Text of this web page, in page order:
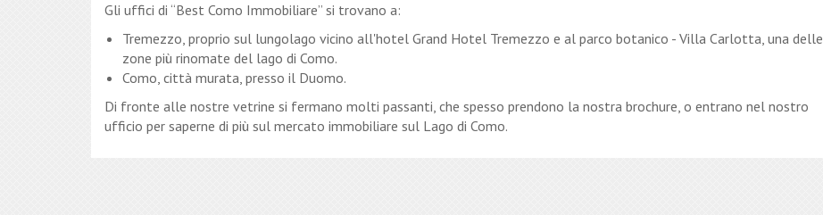
Gli uffici di “Best Como Immobiliare” si trovano a:
Tremezzo, proprio sul lungolago vicino all'hotel Grand Hotel Tremezzo e al parco botanico - Villa Carlotta, una delle
zone più rinomate del lago di Como.
Como, città murata, presso il Duomo.
Di fronte alle nostre vetrine si fermano molti passanti, che spesso prendono la nostra brochure, o entrano nel nostro
ufficio per saperne di più sul mercato immobiliare sul Lago di Como.